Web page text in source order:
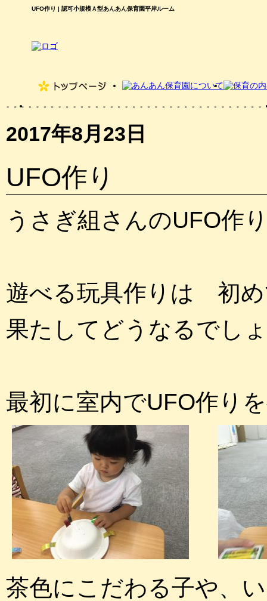
UFO作り | 認可小規模Ａ型あんあん保育園平岸ルーム
2017年8月23日
UFO作り
うさぎ組さんのUFO作
遊べる玩具作りは 初
果たしてどうなるでし
最初に室内でUFO作り
茶色にこだわる子や、